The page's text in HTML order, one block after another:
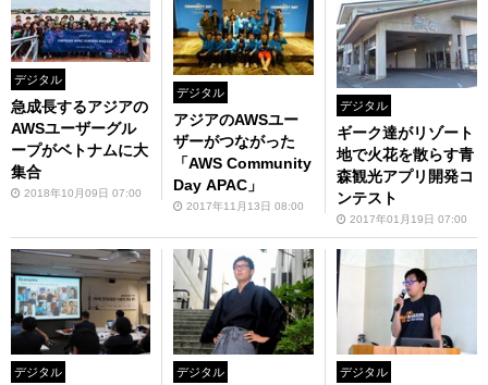
デジタル
急成長するアジアの
AWSユーザーグル
ープがベトナムに大
集合
2018年10月09日 07:00
デジタル
アジアのAWSユー
ザーがつながった
「AWS Community
Day APAC」
2017年11月13日 08:00
デジタル
ギーク達がリゾート
地で火花を散らす青
森観光アプリ開発コ
ンテスト
2017年01月19日 07:00
デジタル デジタル デジタル